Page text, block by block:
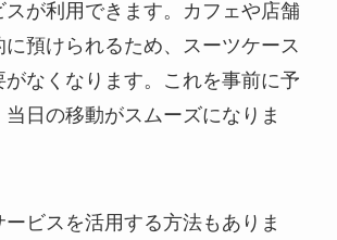
スが利用できます。カフェや店舗
預けられるため、スーツケース
がなくなります。これを事前に予
日の移動がスムーズになりま
ビスを活用する方法もありま